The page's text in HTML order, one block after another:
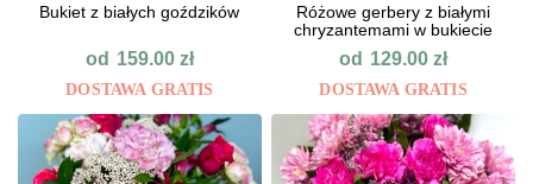
Bukiet z białych goździków
od 159.00 zł
DOSTAWA GRATIS
Różowe gerbery z białymi
chryzantemami w bukiecie
od 129.00zł
DOSTAWA GRATIS